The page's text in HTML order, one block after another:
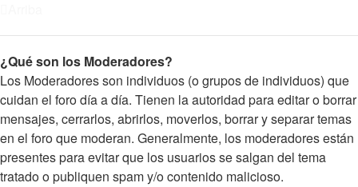
¿Qué son los Moderadores?
Los Moderadores son individuos (o grupos de individuos) que
cuidan el foro día a día. Tienen la autoridad para editar o borrar
mensajes, cerrarlos, abrirlos, moverlos, borrar y separar temas
en el foro que moderan. Generalmente, los moderadores están
presentes para evitar que los usuarios se salgan del tema
tratado o publiquen spam y/o contenido malicioso.